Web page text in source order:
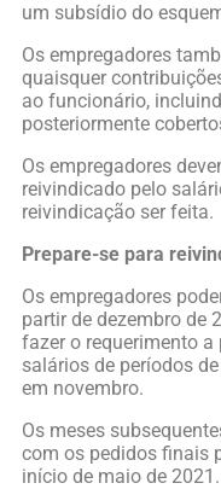
um subsídio do
Os empregadores
quaisquer
ao funcionário,
posteriormente
Os empregadores
reivindicado pelo
reivindicação ser feita.
Prepare-se para
Os empregadores
partir de dezembro de
fazer o requerimento a
salários de períodos
em novembro.
Os meses
com os pedidos finais
início de maio de 2021.